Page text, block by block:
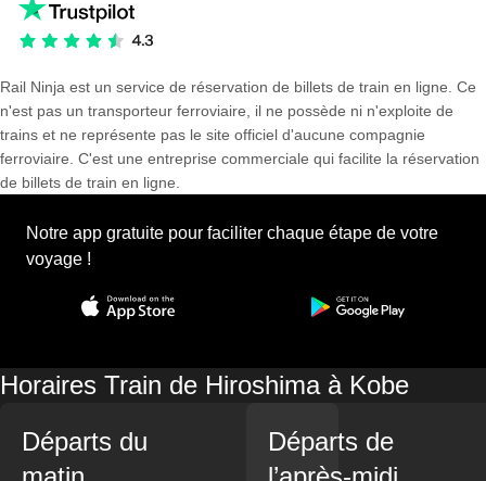
Rail Ninja est un service de réservation de billets de train en ligne. Ce
n'est pas un transporteur ferroviaire, il ne possède ni n'exploite de
trains et ne représente pas le site officiel d'aucune compagnie
ferroviaire. C'est une entreprise commerciale qui facilite la réservation
de billets de train en ligne.
Notre app gratuite pour faciliter chaque étape de votre
voyage !
Horaires Train de Hiroshima à Kobe
Départs du
Départs de